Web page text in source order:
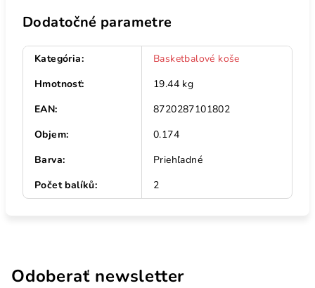
Dodatočné parametre
Kategória:
Basketbalové koše
Hmotnosť:
19.44 kg
EAN:
8720287101802
Objem:
0.174
Barva:
Priehľadné
Počet balíků: 2
Odoberať newsletter